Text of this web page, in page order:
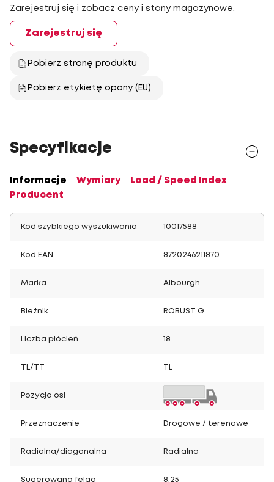
Zarejestruj się i zobacz ceny i stany magazynowe.
Zarejestruj się
Pobierz stronę produktu
Pobierz etykietę opony (EU)
Specyfikacje
Informacje Wymiary
Load / Speed Index
Producent
Kod szybkiego wyszukiwania 10017588
Kod EAN 8720246211870
Marka Albourgh
Bieżnik ROBUST G
Liczba płócień 18
TL/TT
Pozycja osi
Przeznaczenie Drogowe / terenowe
Radialna/diagonalna Radialna
Sugerowana felga 8.25